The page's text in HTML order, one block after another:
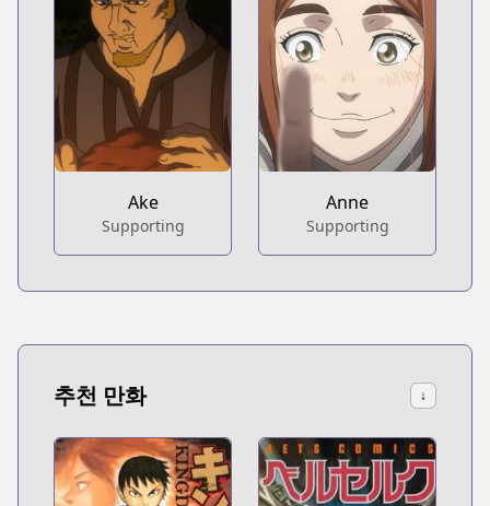
Ake
Supporting
Anne
Supporting
추천 만화 ↓